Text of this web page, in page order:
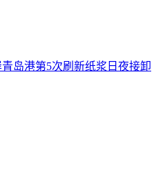
岛港第5次刷新纸浆日夜接卸